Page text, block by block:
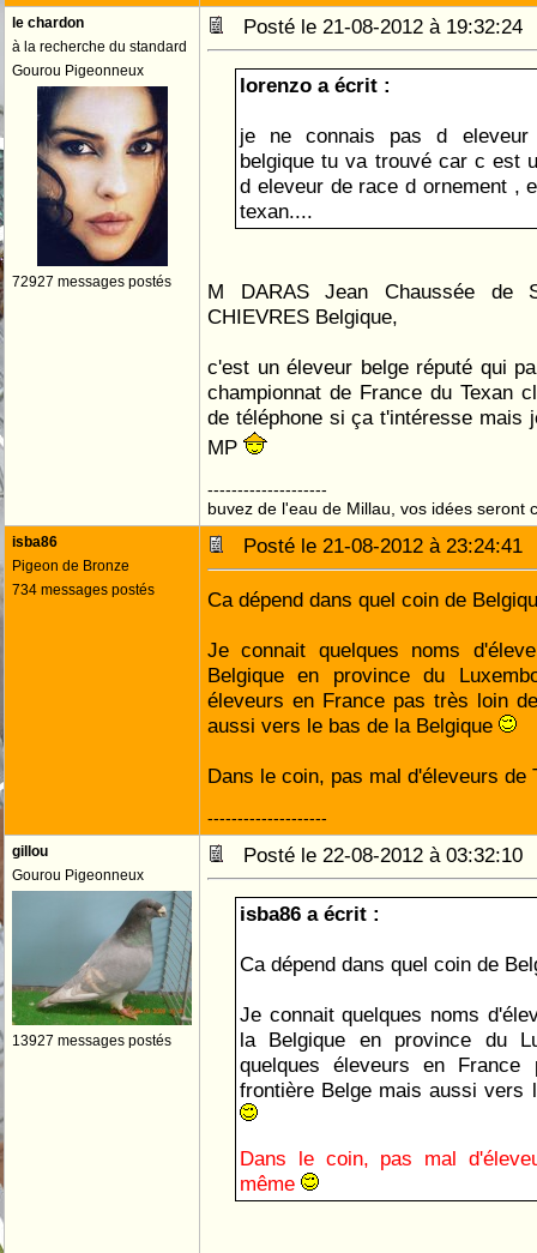
le chardon
à la recherche du standard
Gourou Pigeonneux
72927 messages postés
Posté le 21-08-2012 à
lorenzo a écrit :
je ne connais pas d
belgique tu va trouvé car c est
d eleveur de race d ornement ,
texan....
M DARAS Jean Chaussée de
CHIEVRES Belgique,
c'est un éleveur belge réputé qui
championnat de France du Texan
de téléphone si ça t'intéresse mais
MP
--------------------
buvez de l'eau de Millau, vos idées seront
isba86
Pigeon de Bronze
734 messages postés
Posté le 21-08-2012 à
Ca dépend dans quel coin de
Je connait quelques noms
Belgique en province du
éleveurs en France pas très loin
aussi vers le bas de la Belgique
Dans le coin, pas mal d'éleveurs de
--------------------
gillou
Gourou Pigeonneux
13927 messages postés
Posté le 22-08-2012 à
isba86 a écrit :
Ca dépend dans quel coin de
Je connait quelques noms
la Belgique en province du
quelques éleveurs en
frontière Belge mais aussi vers
Dans le coin, pas mal
même